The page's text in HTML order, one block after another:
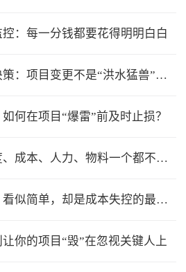
：每一分钱都要花得明明白白
变更请求发起与变更决策：项目变更不是“洪水猛兽”，但要管住流程
何在项目“爆雷”前及时止损？
项目监控全景图：进度、成本、人力、物料一个都不能少
工时填报与工时确认：看似简单，却是成本失控的最大漏洞
你的项目“毁”在忽视关键人上